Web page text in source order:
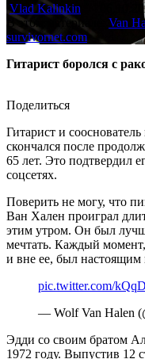
Vlad Kalinkin
В этом материале: Van
survivornet.com
Гитарист боролся с
Поделиться
Гитарист и
скончался после
65 лет. Это подтвердил
соцсетях.
Поверить не могу, что
Ван Хален проиграл
этим утром. Он был
мечтать. Каждый
и вне ее, был настоящим
pic.twitter.com/
— Wolf Van Halen
Эдди со своим братом
1972 году. Выпустив 12